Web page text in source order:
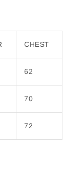
CHEST
62
70
72